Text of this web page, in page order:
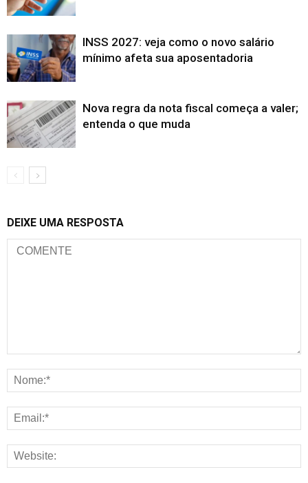
INSS 2027: veja como o novo salário
mínimo afeta sua aposentadoria
Nova regra da nota fiscal começa a valer;
entenda o que muda
DEIXE UMA RESPOSTA